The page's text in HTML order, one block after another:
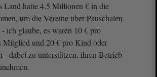
Land hatte 4,5 Millionen € in die
um die Vereine über Pauschalen
ich glaube, es waren 10 € pro
Mitglied und 20 € pro Kind oder
- dabei zu unterstützen, ihren Betrieb